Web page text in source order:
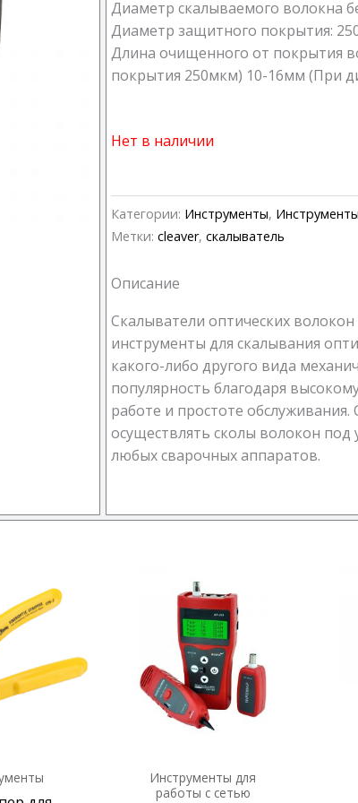
Диаметр скалываемого волокна
Диаметр защитного покрытия:
Длина очищенного от покрытия
покрытия 250мкм) 10-16мм (При
Нет в наличии
Категории: Инструменты, Инструменты
Метки: cleaver, скалыватель
Описание
Cкалыватели оптических
инструменты для скалывания
какого-либо другого вида
популярность благодаря
работе и простоте
осуществлять сколы волокон под
любых сварочных аппаратов.
Инструменты для
работы с сетью